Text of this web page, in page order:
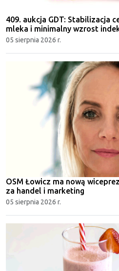
409. aukcja GDT: Stabilizacja
mleka i minimalny wzrost
05 sierpnia 2026 r.
OSM Łowicz ma nową
za handel i marketing
05 sierpnia 2026 r.